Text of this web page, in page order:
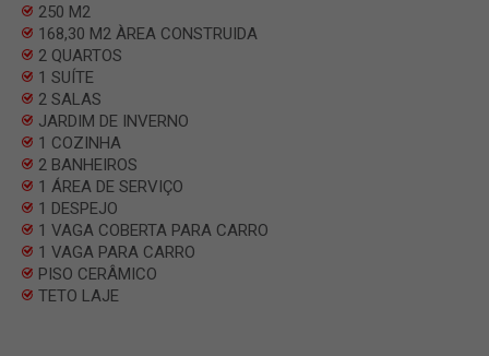
250 M2
168,30 M2 ÀREA CONSTRUIDA
2 QUARTOS
1 SUÍTE
2 SALAS
JARDIM DE INVERNO
1 COZINHA
2 BANHEIROS
1 ÁREA DE SERVIÇO
1 DESPEJO
1 VAGA COBERTA PARA CARRO
1 VAGA PARA CARRO
PISO CERÂMICO
TETO LAJE